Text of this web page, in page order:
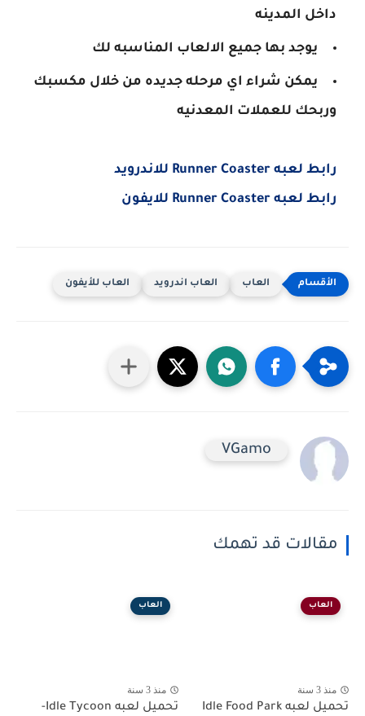
داخل المدينه
يوجد بها جميع الالعاب المناسبه لك
يمكن شراء اي مرحله جديده من خلال مكسبك
وربحك للعملات المعدنيه
رابط لعبه Runner Coaster للاندرويد
رابط لعبه Runner Coaster للايفون
العاب العاب اندرويد العاب للأيفون
VGamo
مقالات قد تهمك
العاب
منذ 3 سنة
تحميل لعبه Idle Food Park
العاب
منذ 3 سنة
تحميل لعبه Idle Tycoon-